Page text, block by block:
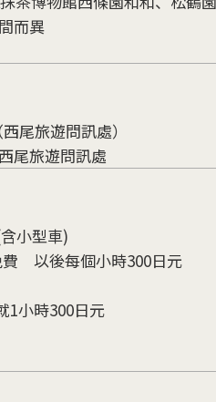
而異
尾旅遊問訊處）
尾旅遊問訊處
小型車)
以後每個小時300日元
1小時300日元